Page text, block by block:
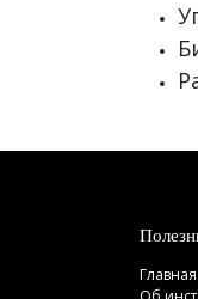
Главная